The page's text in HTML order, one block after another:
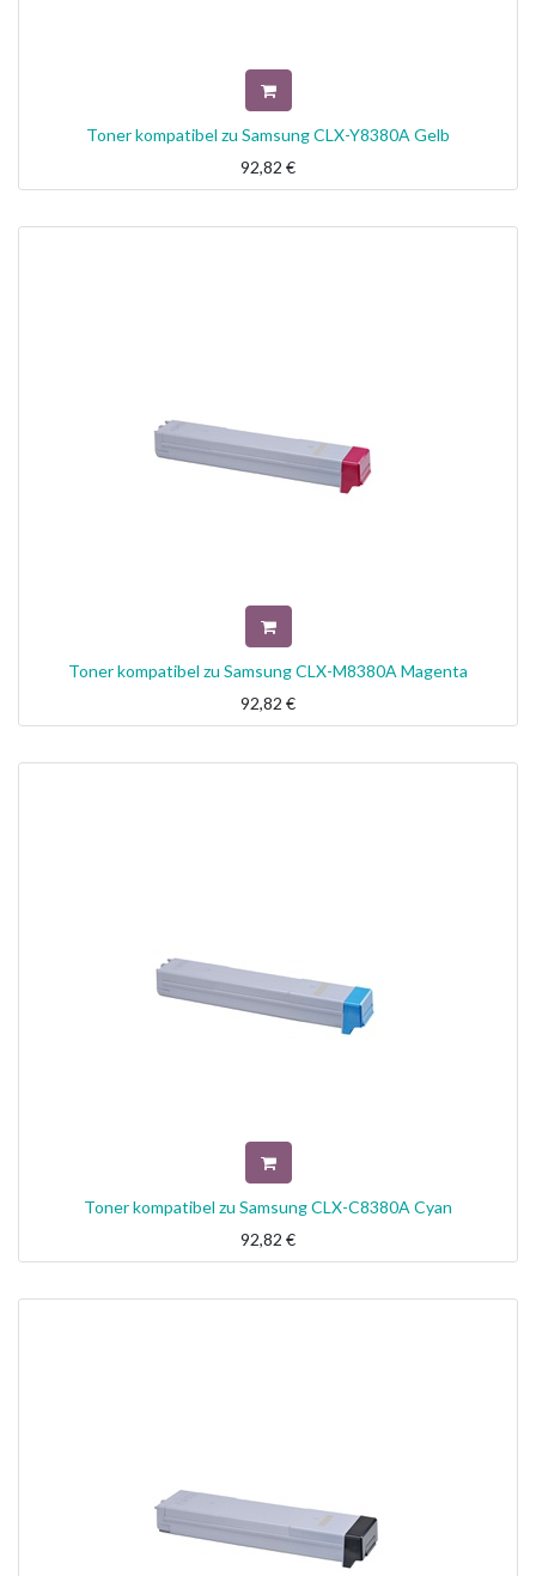
Toner kompatibel zu Samsung CLX-Y8380A Gelb
92,82 €
Toner kompatibel zu Samsung CLX-M8380A Magenta
92,82 €
Toner kompatibel zu Samsung CLX-C8380A Cyan
92,82 €